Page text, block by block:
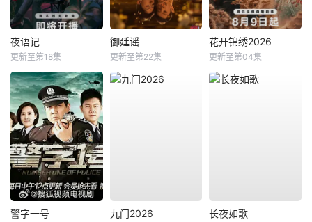
夜语记
更新至第18集
御廷谣
更新至第22集
花开锦绣2026
更新至第04集
警字一号 九门2026 长夜如歌